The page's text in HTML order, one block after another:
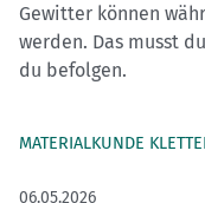
Gewitter können
werden. Das musst
du befolgen.
MATERIALKUNDE
06.05.2026